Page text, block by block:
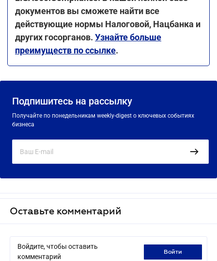
документов вы сможете найти все
действующие нормы Налоговой, Нацбанка и
других госорганов. Узнайте больше
преимуществ по ссылке.
Подпишитесь на рассылку
Получайте по понедельникам weekly-digest о ключевых событиях
бизнеса
Оставьте комментарий
Войдите, чтобы оставить
комментарий
войти